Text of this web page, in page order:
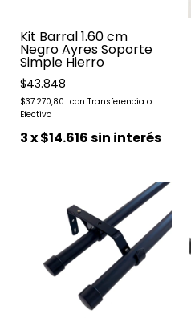
Kit Barral 1.60 cm
Negro Ayres Soporte
Simple Hierro
$43.848
$37.270,80
3x$14.616sin interés